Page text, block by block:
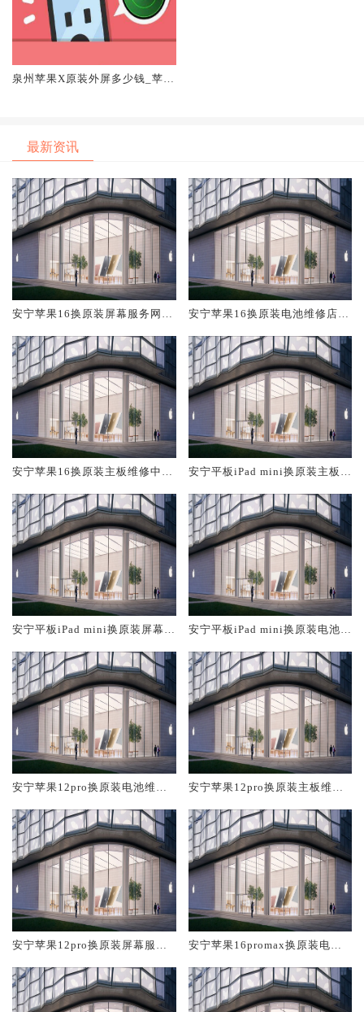
泉州苹果X原装外屏多少钱_苹果
最新资讯
安宁苹果16换原装屏幕服务网点
安宁苹果16换原装电池维修店大
安宁苹果16换原装主板维修中心
安宁平板iPad mini换原装主板维
安宁平板iPad mini换原装屏幕服
安宁平板iPad mini换原装电池维
安宁苹果12pro换原装电池维修
安宁苹果12pro换原装主板维修
安宁苹果12pro换原装屏幕服务
安宁苹果16promax换原装电池